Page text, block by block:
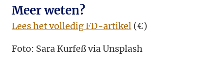
Meer weten?
Lees het volledig FD-artikel (€)
Foto: Sara Kurfeß via Unsplash